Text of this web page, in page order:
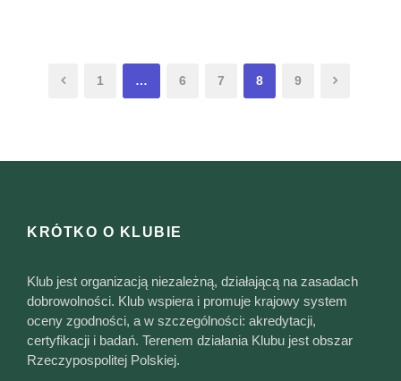
1 … 6 7 8 9
KRÓTKO O KLUBIE
Klub jest organizacją niezależną, działającą na zasadach
dobrowolności. Klub wspiera i promuje krajowy system
oceny zgodności, a w szczególności: akredytacji,
certyfikacji i badań. Terenem działania Klubu jest obszar
Rzeczypospolitej Polskiej.